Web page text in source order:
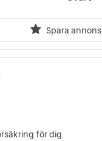
Spara annons
för dig